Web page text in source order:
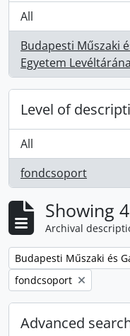
All
Budapesti Műszaki
Egyetem
, 4 results
Level of
All
fondcsoport
, 4 results
Showing
Archival
Remove filter:
Remove filter:
fondcsoport
Advanced